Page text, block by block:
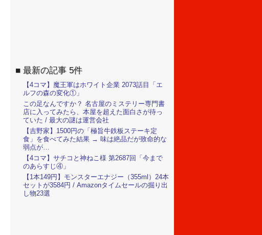
最新の記事 5件
【4コマ】魔王軍はホワイト企業 2073話目「エ
ルフの森の変化①」
この足なんですか？ 名古屋のミステリー専門書
店に入ってみたら、本屋を超えた面白さが待っ
ていた / 最大の謎は運営会社
【吉野家】1500円の「極旨牛鉄板ステーキ定
食」を食べてみた結果 → 味は絶品だが致命的な
弱点が…
【4コマ】サチコと神ねこ様 第2687回「今まで
のあらすじ④」
【1本149円】モンスターエナジー（355ml）24本
セットが3584円 / Amazonタイムセールの掘り出
し物23選